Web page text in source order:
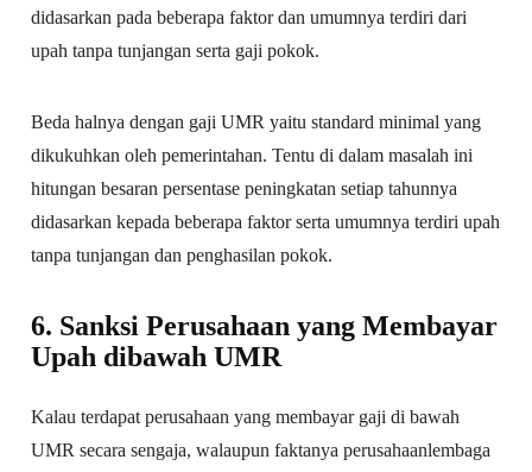
didasarkan pada beberapa faktor dan umumnya terdiri dari
upah tanpa tunjangan serta gaji pokok.
Beda halnya dengan gaji UMR yaitu standard minimal yang
dikukuhkan oleh pemerintahan. Tentu di dalam masalah ini
hitungan besaran persentase peningkatan setiap tahunnya
didasarkan kepada beberapa faktor serta umumnya terdiri upah
tanpa tunjangan dan penghasilan pokok.
6. Sanksi Perusahaan yang Membayar
Upah dibawah UMR
Kalau terdapat perusahaan yang membayar gaji di bawah
UMR secara sengaja, walaupun faktanya perusahaanlembaga